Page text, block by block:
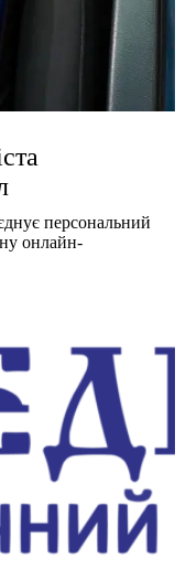
персональний
онлайн-